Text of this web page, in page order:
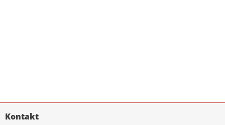
Kontakt